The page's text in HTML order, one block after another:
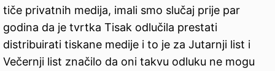
tiče privatnih medija, imali smo slučaj prije par
godina da je tvrtka Tisak odlučila prestati
distribuirati tiskane medije i to je za Jutarnji list i
Večernji list značilo da oni takvu odluku ne mogu